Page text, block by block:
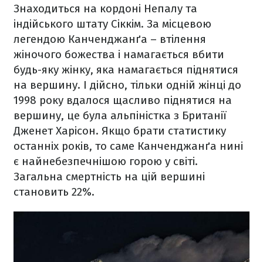
Знаходиться на кордоні Непалу та
індійського штату Сіккім. За місцевою
легендою Канченджанґа – втілення
жіночого божества і намагається вбити
будь-яку жінку, яка намагається піднятися
на вершину. І дійсно, тільки одній жінці до
1998 року вдалося щасливо піднятися на
вершину, це була альпіністка з Британії
Дженет Харісон. Якщо брати статистику
останніх років, то саме Канченджанґа нині
є найнебезпечнішою горою у світі.
Загальна смертність на цій вершині
становить 22%.